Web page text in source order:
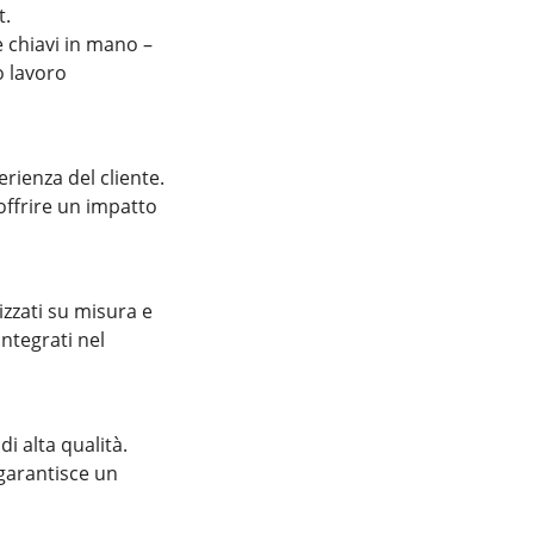
chiavi in mano –
lavoro
del cliente.
un impatto
su misura e
nel
alta qualità.
un